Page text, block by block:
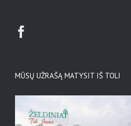
MŪSŲ UŽRAŠĄ MATYSIT IŠ TOLI